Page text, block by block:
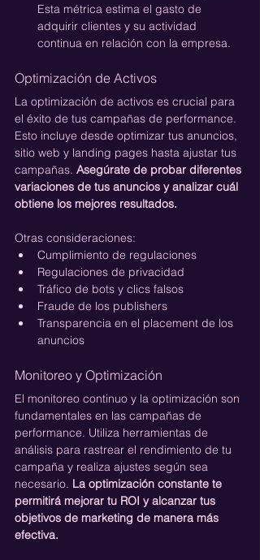
Esta métrica estima el gasto de
adquirir clientes y su actividad
continua en relación con la empresa.
Optimización de Activos
La optimización de activos es crucial para
el éxito de tus campañas de performance.
Esto incluye desde optimizar tus anuncios,
sitio web y landing pages hasta ajustar tus
campañas. Asegúrate de probar diferentes
variaciones de tus anuncios y analizar cuál
obtiene los mejores resultados.
Otras consideraciones:
Cumplimiento de regulaciones
Regulaciones de privacidad
Tráfico de bots y clics falsos
Fraude de los publishers
Transparencia en el placement de los
anuncios
Monitoreo y Optimización
El monitoreo continuo y la optimización son
fundamentales en las campañas de
performance. Utiliza herramientas de
análisis para rastrear el rendimiento de tu
campaña y realiza ajustes según sea
necesario. La optimización constante te
permitirá mejorar tu ROI y alcanzar tus
objetivos de marketing de manera más
efectiva.